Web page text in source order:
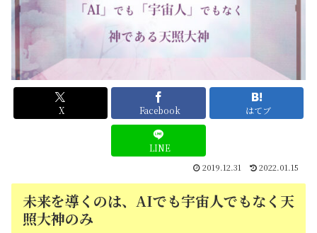
X Facebook はてブ
LINE
2019.12.31 2022.01.15
未来を導くのは、AIでも宇宙人でもなく天
照大神のみ